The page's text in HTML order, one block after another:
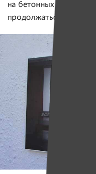
на бетонных стенах
продолжаться.